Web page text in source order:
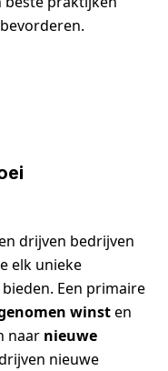
bevorderen.
drijven bedrijven
elk unieke
Een primaire
winsten
naar nieuwe
nieuwe